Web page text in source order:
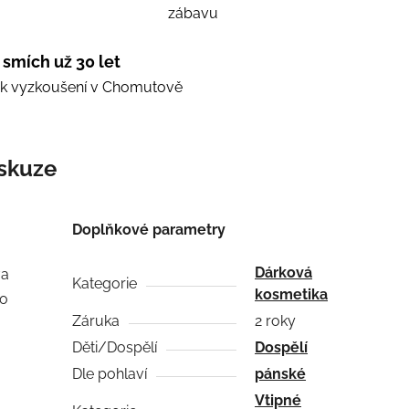
zábavu
už 30 let
vyzkoušení v Chomutově
Doplňkové parametry
Kategorie
Dárková
kosmetika
Záruka
2 roky
Děti/Dospělí
Dospělí
Dle pohlaví
pánské
Vtipné